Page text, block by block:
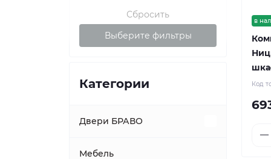
Сбросить
Выберите фильтры
Категории
Двери БРАВО
Межкомнатные двери
Мебель
в
Код